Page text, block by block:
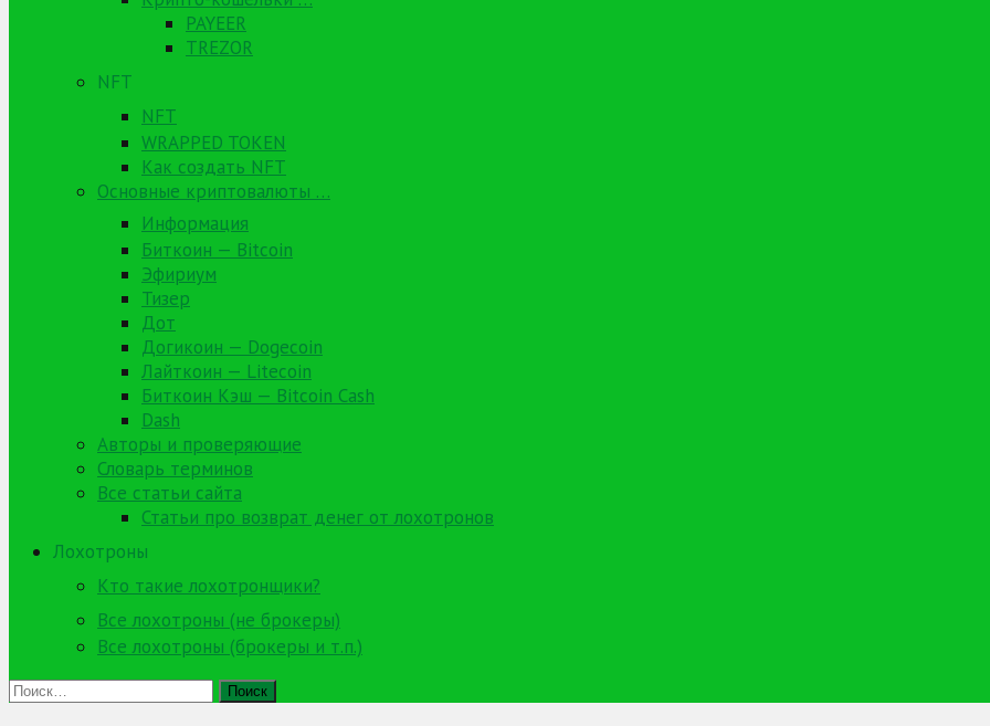
PAYEER
TREZOR
NFT
NFT
WRAPPED TOKEN
Как создать NFT
Основные криптовалюты …
Информация
Биткоин — Bitcoin
Эфириум
Тизер
Дот
Догикоин — Dogecoin
Лайткоин — Litecoin
Биткоин Кэш — Bitcoin Cash
Dash
Авторы и проверяющие
Словарь терминов
Все статьи сайта
Статьи про возврат денег от лохотронов
Лохотроны
Кто такие лохотронщики?
Все лохотроны (не брокеры)
Все лохотроны (брокеры и т.п.)
Найти: